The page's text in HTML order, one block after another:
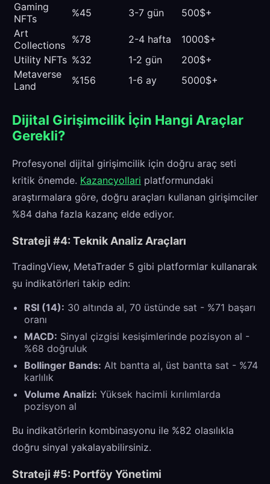
Gaming
NFTs
%45 3-7 gün
500$+
Art
Collections %78 2-4 hafta
1000$+
Utility NFTs %32 1-2 gün
200$+
Metaverse
Land
%156 1-6 ay 5000$+
Dijital Girişimcilik İçin Hangi Araçlar
Gerekli?
Profesyonel dijital girişimcilik için doğru araç seti
kritik önemde. Kazancyollari platformundaki
araştırmalara göre, doğru araçları kullanan girişimciler
%84 daha fazla kazanç elde ediyor.
Strateji #4: Teknik Analiz Araçları
TradingView, MetaTrader 5 gibi platformlar kullanarak
şu indikatörleri takip edin:
RSI (14): 30 altında al, 70 üstünde sat - %71 başarı
oranı
MACD: Sinyal çizgisi kesişimlerinde pozisyon al -
%68 doğruluk
Bollinger Bands: Alt bantta al, üst bantta sat - %74
karlılık
Volume Analizi: Yüksek hacimli kırılımlarda
pozisyon al
Bu indikatörlerin kombinasyonu ile %82 olasılıkla
doğru sinyal yakalayabilirsiniz.
Strateji #5: Portföy Yönetimi